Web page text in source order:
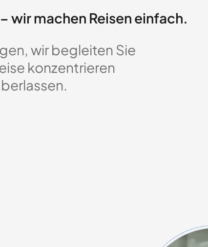
wir machen Reisen einfach.
wir begleiten Sie
konzentrieren